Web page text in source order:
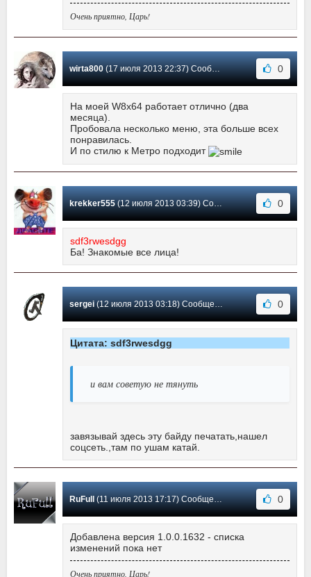
Очень приятно, Царь!
wirta800(17 июля 2013 22:37) Сообщение #8 0
На моей W8x64 работает отлично (два
месяца).
Пробовала несколько меню, эта больше всех
понравилась.
И по стилю к Метро подходит
krekker555(12 июля 2013 03:39) Сообщение #7 0
sdf3rwesdgg
Ба! Знакомые все лица!
sergei(12 июля 2013 03:18) Сообщение #6 0
Цитата: sdf3rwesdgg
и вам советую не тянуть
завязывай здесь эту байду печатать,нашел
соцсеть.,там по ушам катай.
RuFull (11 июля 2013 17:17) Сообщение #5 0
Добавлена версия 1.0.0.1632 - списка
изменений пока нет
Очень приятно, Царь!